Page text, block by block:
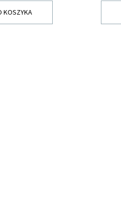
KOSZYKA